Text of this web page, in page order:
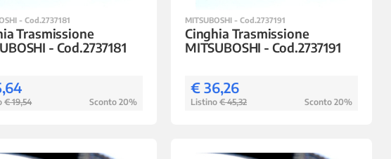
- Cod.2737181
Trasmissione
- Cod.2737181
€ 19,54 Sconto 20%
MITSUBOSHI - Cod.2737191
Cinghia Trasmissione
MITSUBOSHI - Cod.2737191
€ 36,26
Listino € 45,32 Sconto 20%